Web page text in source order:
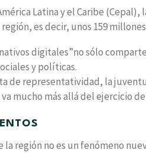
Latina y el Caribe (Cepal),
es decir, unos 159
digitales”no sólo
y políticas.
de representatividad, la
mucho más allá del ejercicio
región no es un fenómeno